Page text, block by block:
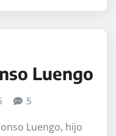
Luengo
5
Luengo, hijo